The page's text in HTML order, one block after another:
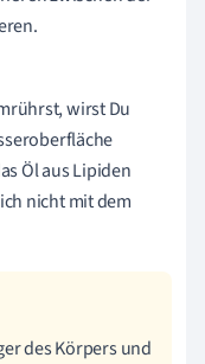
wirst Du
Öl aus Lipiden
nicht mit dem
des Körpers und